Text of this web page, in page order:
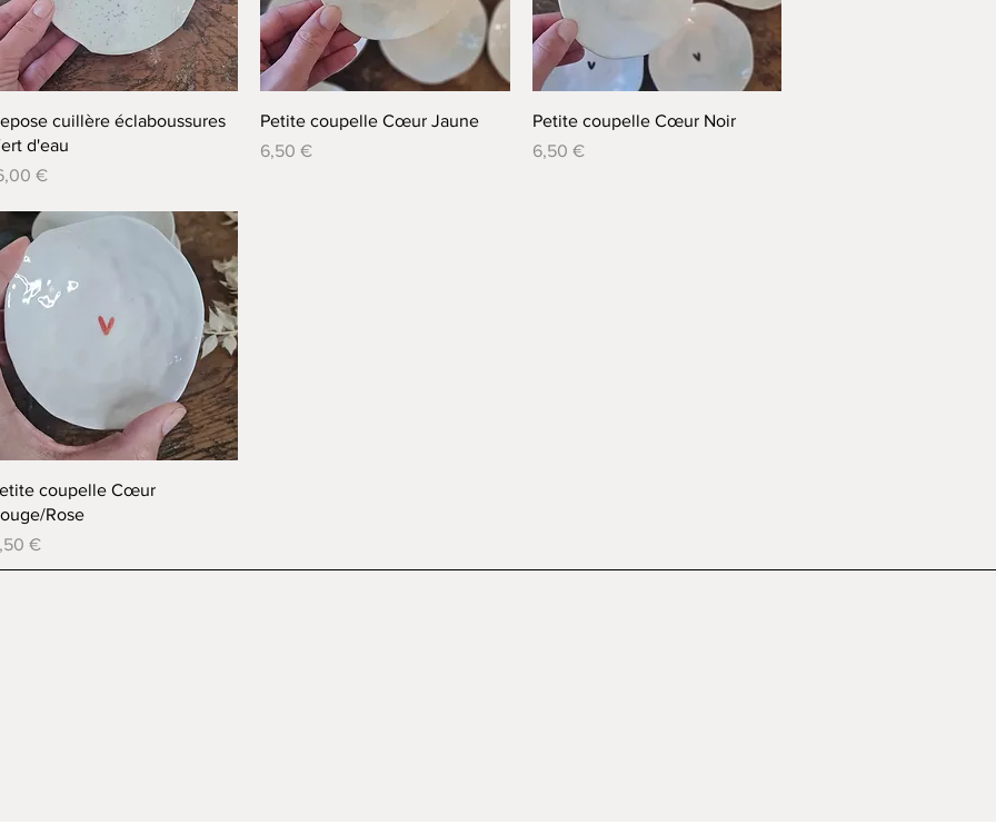
Aperçu rapide
cuillère éclaboussures
d'eau
€
Aperçu rapide
Petite coupelle Cœur Jaune
Prix
6,50 €
Aperçu rapide
Petite coupelle Cœur Noir
Prix
6,50 €
Aperçu rapide
coupelle Cœur
Rose
€